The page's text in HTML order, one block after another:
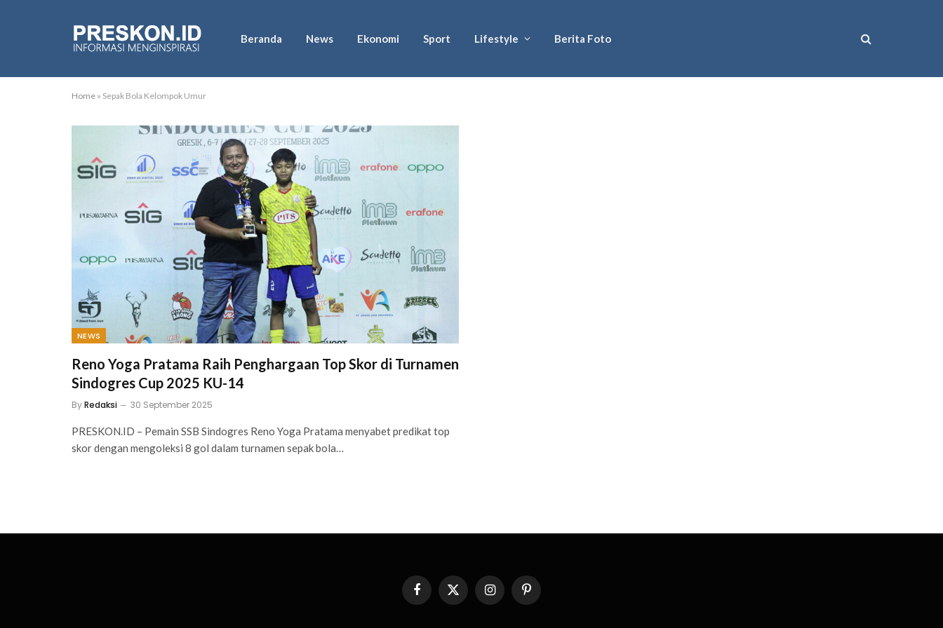
Beranda News Ekonomi Sport Lifestyle Berita Foto
Home » Sepak Bola Kelompok Umur
NEWS
Reno Yoga Pratama Raih Penghargaan Top Skor di Turnamen
Sindogres Cup 2025 KU-14
ByRedaksi 30 September 2025
PRESKON.ID – Pemain SSB Sindogres Reno Yoga Pratama menyabet predikat top
skor dengan mengoleksi 8 gol dalam turnamen sepak bola…
FacebookX
(Twitter)
InstagramPinterest